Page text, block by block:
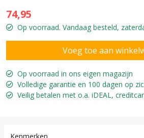
74,95
Op voorraad. Vandaag besteld,
Op voorraad in ons eigen magazijn
Volledige garantie en 100 dagen op
Veilig betalen met o.a. iDEAL,